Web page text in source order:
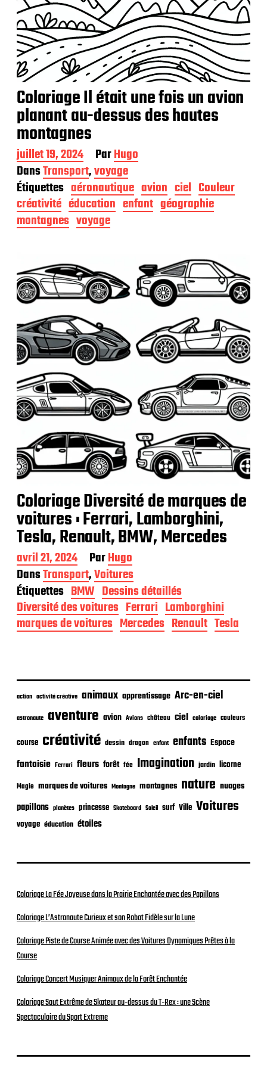
Coloriage Il était une fois un avion
planant au-dessus des hautes
montagnes
D
a
t
e
d
e
p
i
c
a
i
o
n
juillet 19, 2024 ParHugo
DansTransport,voyage
Étiquettes aéronautique avion ciel Couleur
créativité éducation enfant géographie
montagnes voyage
Coloriage Diversité de marques de
voitures : Ferrari, Lamborghini,
Tesla, Renault, BMW, Mercedes
D
a
t
e
d
e
p
i
a
t
i
o
n
avril 21, 2024 ParHugo
DansTransport,Voitures
Étiquettes BMW Dessins détaillés
Diversité des voitures Ferrari Lamborghini
marques de voitures Mercedes Renault Tesla
action activité créative animaux apprentissage Arc-en-ciel
astronaute aventure avion Avions château ciel coloriage couleurs
course créativité dessin dragon enfant enfants Espace
fantaisie Ferrari fleurs forêt fée Imagination jardin licorne
Magie marques de voitures Montagne montagnes nature nuages
papillons planètes princesse Skateboard Soleil surf Ville Voitures
voyage éducation étoiles
Coloriage La Fée Joyeuse dans la Prairie Enchantée avec des Papillons
Coloriage L’Astronaute Curieux et son Robot Fidèle sur la Lune
Coloriage Piste de Course Animée avec des Voitures Dynamiques Prêtes à la
Course
Coloriage Concert Musiquer Animaux de la Forêt Enchantée
Coloriage Saut Extrême de Skateur au-dessus du T-Rex : une Scène
Spectaculaire du Sport Extreme